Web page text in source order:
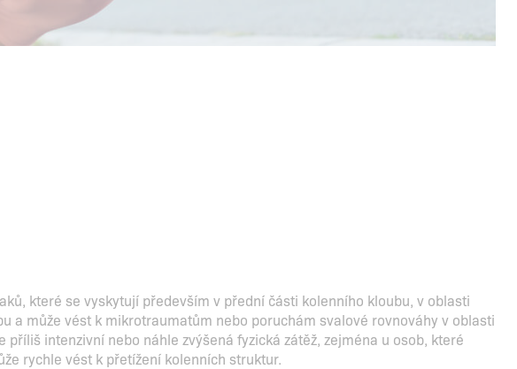
které se vyskytují především v přední části kolenního kloubu, v oblasti
a může vést k mikrotraumatům nebo poruchám svalové rovnováhy v oblasti
intenzivní nebo náhle zvýšená fyzická zátěž, zejména u osob, které
rychle vést k přetížení kolenních struktur.